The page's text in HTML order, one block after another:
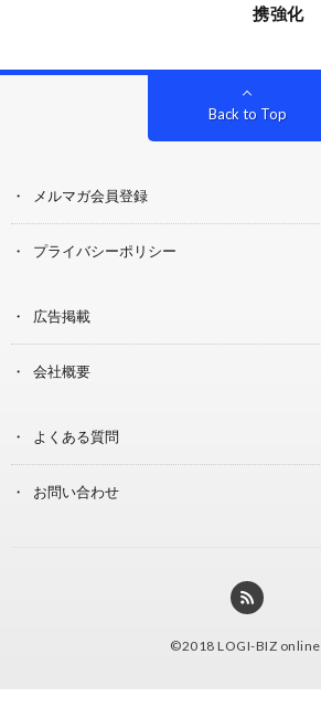
携強化
Back to Top
メルマガ会員登録
プライバシーポリシー
広告掲載
会社概要
よくある質問
お問い合わせ
©2018 LOGI-BIZ online